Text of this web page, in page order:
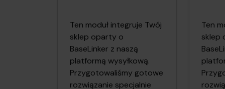
pozwalając oszczędzić
czas w porównaniu z
ręcznym uzupełnianiem
danych w formularzu
wysyłkowym.
czas
Ten moduł integruje Twój
sklep oparty o
BaseLinker z naszą
platformą wysyłkową.
Przygotowaliśmy gotowe
rozwiązanie specjalnie
Ten
sklep